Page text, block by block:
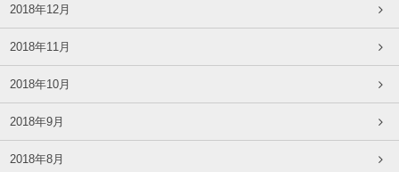
2018年12月
2018年11月
2018年10月
2018年9月
2018年8月